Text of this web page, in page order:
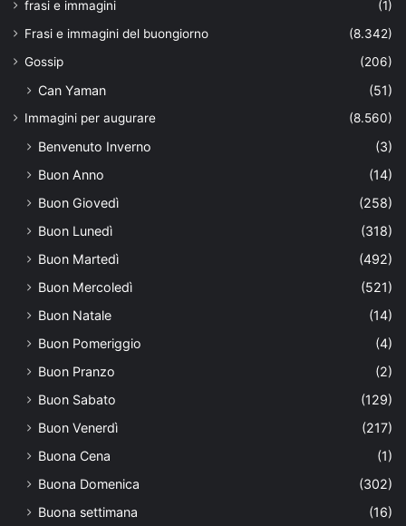
frasi e immagini
(1)
Frasi e immagini del buongiorno
(8.342)
Gossip
(206)
Can Yaman (51)
Immagini per augurare (8.560)
Benvenuto Inverno
(3)
Buon Anno
(14)
Buon Giovedì
(258)
Buon Lunedì
(318)
Buon Martedì
(492)
Buon Mercoledì
(521)
Buon Natale
(14)
Buon Pomeriggio
(4)
Buon Pranzo
(2)
Buon Sabato
(129)
Buon Venerdì
(217)
Buona Cena
(1)
Buona Domenica
(302)
Buona settimana
(16)